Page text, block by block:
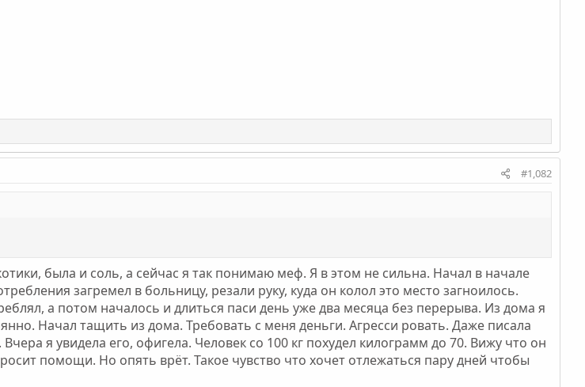
#1,082
была и соль, а сейчас я так понимаю меф. Я в этом не сильна. Начал в начале
загремел в больницу, резали руку, куда он колол это место загноилось.
а потом началось и длиться паси день уже два месяца без перерыва. Из дома я
Начал тащить из дома. Требовать с меня деньги. Агресси ровать. Даже писала
я увидела его, офигела. Человек со 100 кг похудел килограмм до 70. Вижу что он
помощи. Но опять врёт. Такое чувство что хочет отлежаться пару дней чтобы